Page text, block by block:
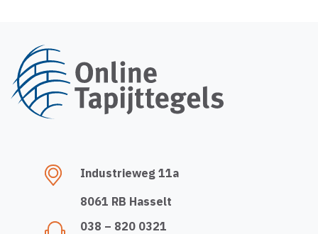
Industrieweg 11a
8061 RB Hasselt
038 – 820 0321